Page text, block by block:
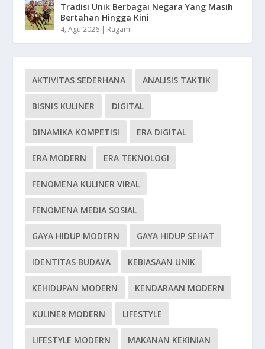
Tradisi Unik Berbagai Negara Yang Masih
Bertahan Hingga Kini
4, Agu 2026 | Ragam
AKTIVITAS SEDERHANA ANALISIS TAKTIK
BISNIS KULINER DIGITAL
DINAMIKA KOMPETISI ERA DIGITAL
ERA MODERN ERA TEKNOLOGI
FENOMENA KULINER VIRAL
FENOMENA MEDIA SOSIAL
GAYA HIDUP MODERN GAYA HIDUP SEHAT
IDENTITAS BUDAYA KEBIASAAN UNIK
KEHIDUPAN MODERN KENDARAAN MODERN
KULINER MODERN LIFESTYLE
LIFESTYLE MODERN MAKANAN KEKINIAN